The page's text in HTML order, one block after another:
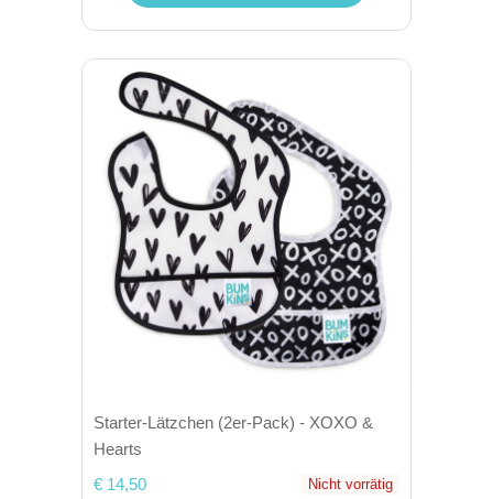
Starter-Lätzchen (2er-Pack) - XOXO &
Hearts
€ 14,50
Nicht vorrätig